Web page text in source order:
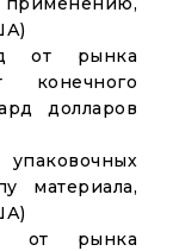
от рынка
конечного
долларов
материала,
от рынка